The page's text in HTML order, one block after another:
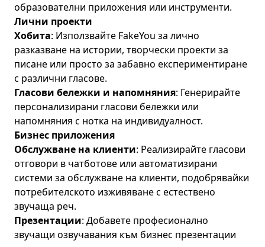
образователни приложения или инструменти.
Лични проекти
Хобита: Използвайте FakeYou за лично
разказване на истории, творчески проекти за
писане или просто за забавно експериментиране
с различни гласове.
Гласови бележки и напомняния: Генерирайте
персонализирани гласови бележки или
напомняния с нотка на индивидуалност.
Бизнес приложения
Обслужване на клиенти: Реализирайте гласови
отговори в чатботове или автоматизирани
системи за обслужване на клиенти, подобрявайки
потребителското изживяване с естествено
звучаща реч.
Презентации: Добавете професионално
звучащи озвучавания към бизнес презентации